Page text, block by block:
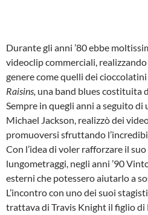
Durante gli anni ’80 ebbe
videoclip commerciali,
genere come quelli dei cioccolatini
Raisins, una band bluescostituita
Sempre in quegli anni a seguito di
Michael Jackson, realizzò dei
promuoversi sfruttando
Con l’idea di voler rafforzare il
lungometraggi, negli anni ’90
esterni che potessero aiutarlo a
L’incontro con uno dei suoi
trattava di Travis Knight il figlio